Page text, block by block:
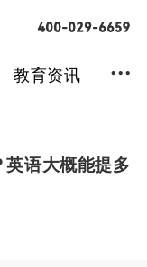
教育资讯 ...
语大概能提多